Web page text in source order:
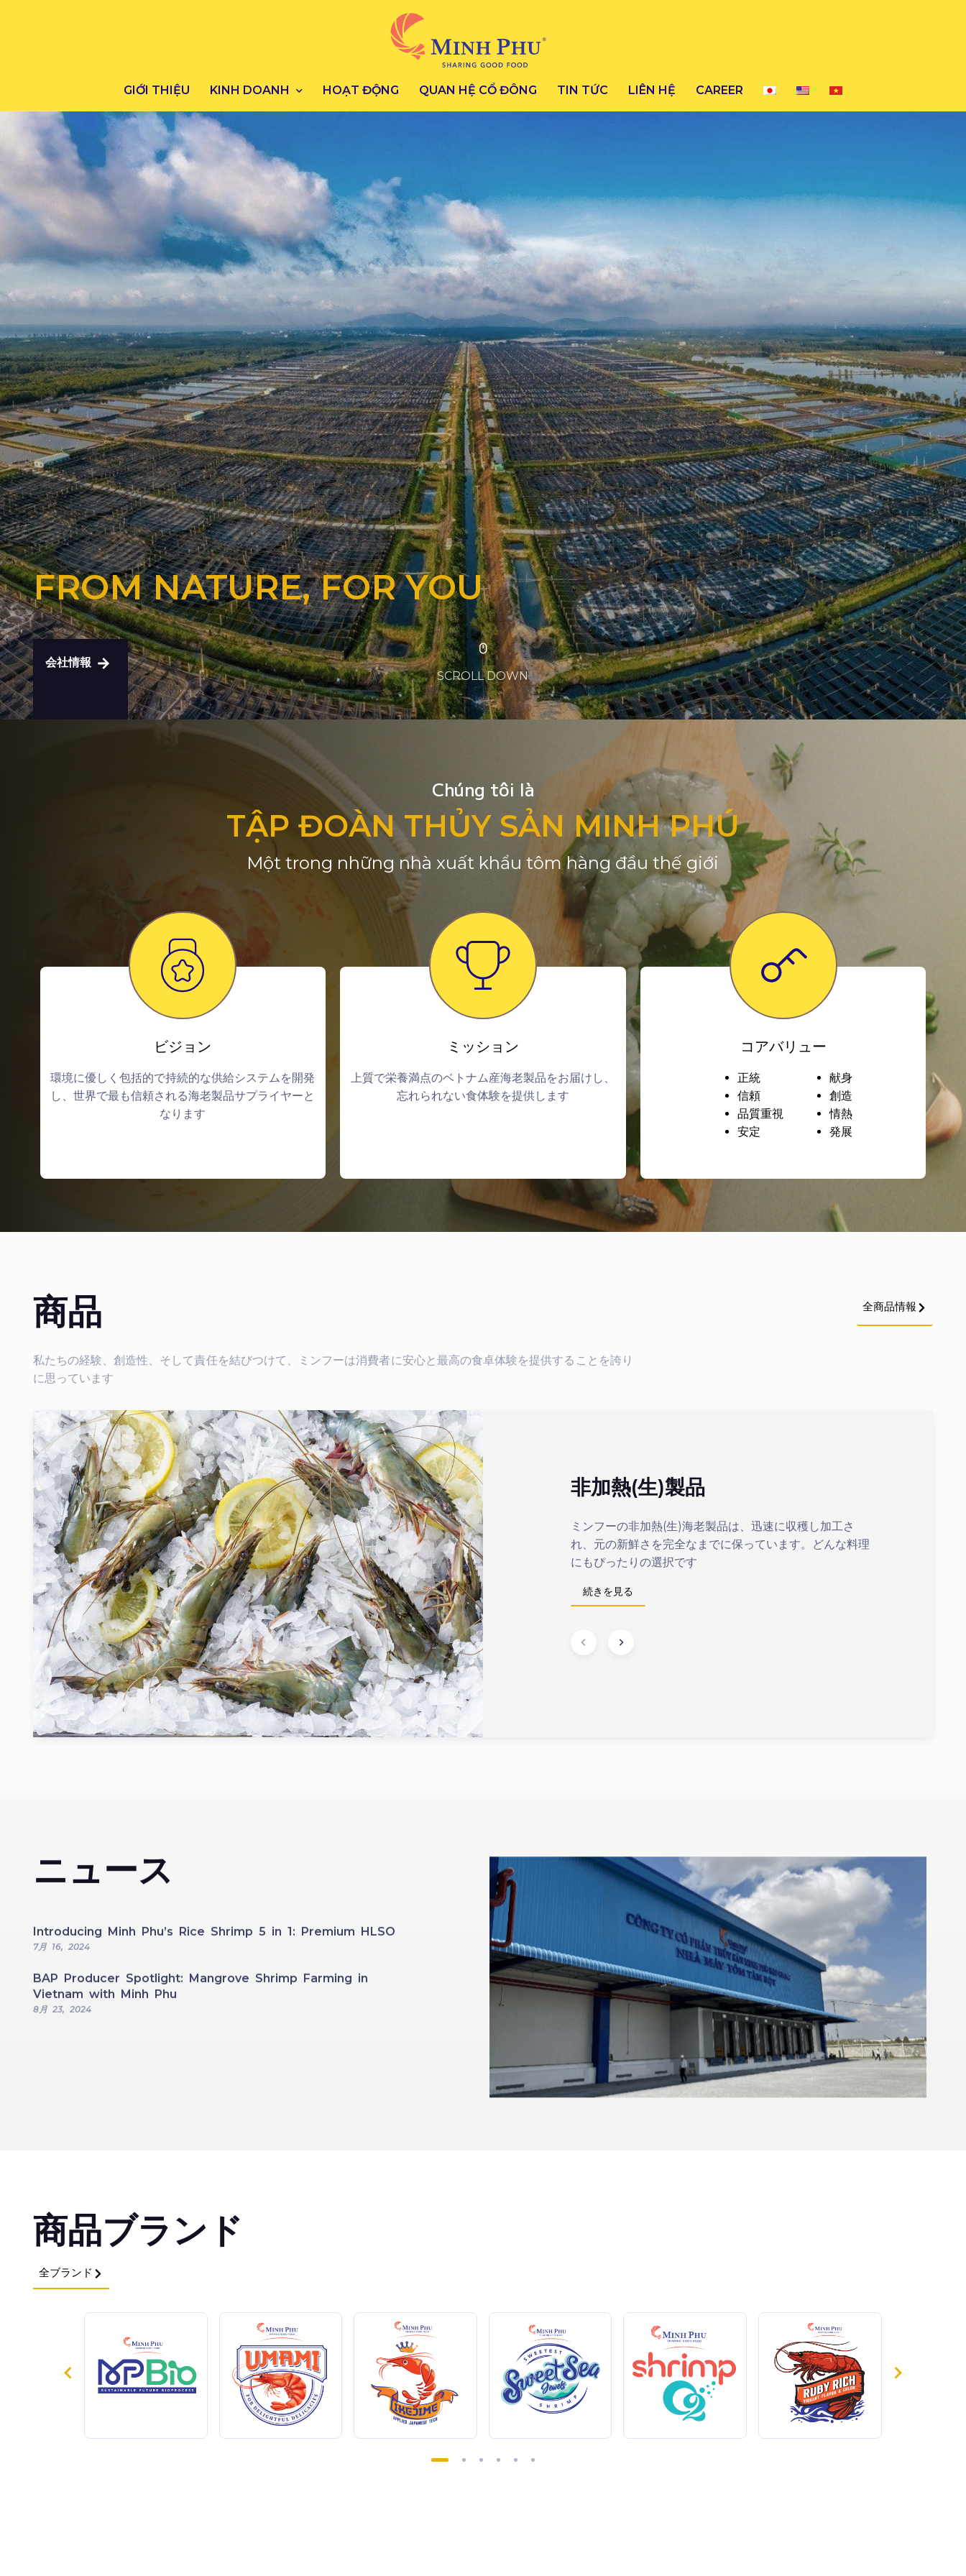
CAREER
GIỚI THIỆU KINH DOANH HOẠT ĐỘNG QUAN HỆ CỔ ĐÔNG TIN TỨC LIÊN HỆ
FROM NATURE, FOR YOU
会社情報
SCROLL DOWN
Chúng tôi là
TẬP ĐOÀN THỦY SẢN MINH PHÚ
Một trong những nhà xuất khẩu tôm hàng đầu thế giới
ビジョン
環境に優しく包括的で持続的な供給システムを開発
し、世界で最も信頼される海老製品サプライヤーと
なります
ミッション
上質で栄養満点のベトナム産海老製品をお届けし、
忘れられない食体験を提供します
コアバリュー
正統
信頼
品質重視
安定
献身
創造
情熱
発展
商品 全商品情報
私たちの経験、創造性、そして責任を結びつけて、ミンフーは消費者に安心と最高の食卓体験を提供することを誇り
に思っています
非加熱(生)製品
ミンフーの非加熱(生)海老製品は、迅速に収穫し加工さ
れ、元の新鮮さを完全なまでに保っています。どんな料理
にもぴったりの選択です
続きを見る
ニュース
Introducing Minh Phu’s Rice Shrimp 5 in 1: Premium HLSO
7月 16, 2024
BAP Producer Spotlight: Mangrove Shrimp Farming in
Vietnam with Minh Phu
8月 23, 2024
商品ブランド
全ブランド